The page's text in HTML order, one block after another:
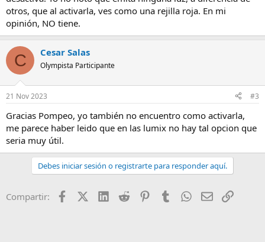
otros, que al activarla, ves como una rejilla roja. En mi
opinión, NO tiene.
C Cesar Salas
Olympista Participante
21 Nov 2023 #3
Gracias Pompeo, yo también no encuentro como activarla,
me parece haber leido que en las lumix no hay tal opcion que
seria muy útil.
Debes iniciar sesión o registrarte para responder aquí.
Compartir: FacebookX (Twitter)
LinkedIn
Reddit PinterestTumblr WhatsApp
EmailEnlace